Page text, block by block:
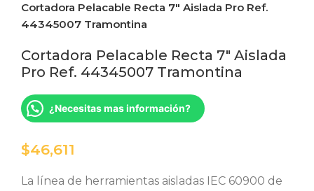
Cortadora Pelacable Recta 7″ Aislada Pro Ref.
44345007 Tramontina
Cortadora Pelacable Recta 7″ Aislada
Pro Ref. 44345007 Tramontina
¿Necesitas mas información?
$
La línea de herramientas aisladas IEC 60900 de